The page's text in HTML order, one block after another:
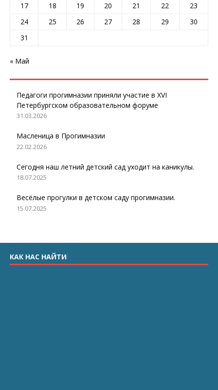
17
18 19 20 21 22
23
24
25 26 27 28 29
30
31
« Май
Педагоги прогимназии приняли участие в XVI
Петербургском образовательном форуме
31.03.2026
Масленица в Прогимназии
22.02.2026
Сегодня наш летний детский сад уходит на каникулы.
18.07.2025
Весёлые прогулки в детском саду прогимназии.
15.07.2025
КАК НАС НАЙТИ